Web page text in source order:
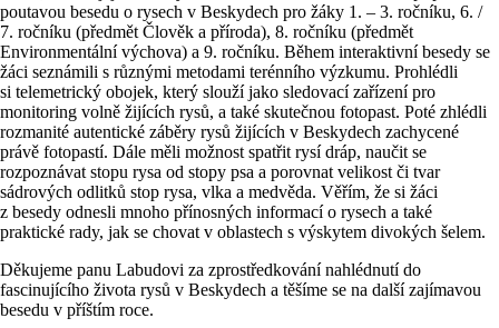
poutavou besedu o rysech v Beskydech pro žáky 1. – 3. ročníku, 6. /
7. ročníku (předmět Člověk a příroda), 8. ročníku (předmět
Environmentální výchova) a 9. ročníku. Během interaktivní besedy se
žáci seznámili s různými metodami terénního výzkumu. Prohlédli
si telemetrický obojek, který slouží jako sledovací zařízení pro
monitoring volně žijících rysů, a také skutečnou fotopast. Poté zhlédli
rozmanité autentické záběry rysů žijících v Beskydech zachycené
právě fotopastí. Dále měli možnost spatřit rysí dráp, naučit se
rozpoznávat stopu rysa od stopy psa a porovnat velikost či tvar
sádrových odlitků stop rysa, vlka a medvěda. Věřím, že si žáci
z besedy odnesli mnoho přínosných informací o rysech a také
praktické rady, jak se chovat v oblastech s výskytem divokých šelem.
Děkujeme panu Labudovi za zprostředkování nahlédnutí do
fascinujícího života rysů v Beskydech a těšíme se na další zajímavou
besedu v příštím roce.